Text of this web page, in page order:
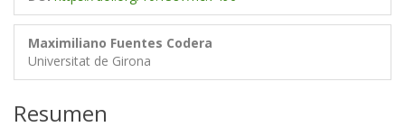
Maximiliano Fuentes Codera
Universitat de Girona
Resumen